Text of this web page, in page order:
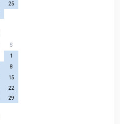
25
S
1
8
15
22
29